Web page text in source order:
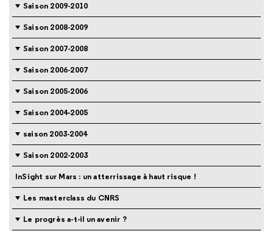
Saison 2009-2010
Saison 2008-2009
Saison 2007-2008
Saison 2006-2007
Saison 2005-2006
Saison 2004-2005
saison 2003-2004
Saison 2002-2003
InSight sur Mars : un atterrissage à haut risque !
Les masterclass du CNRS
Le progrès a-t-il un avenir ?